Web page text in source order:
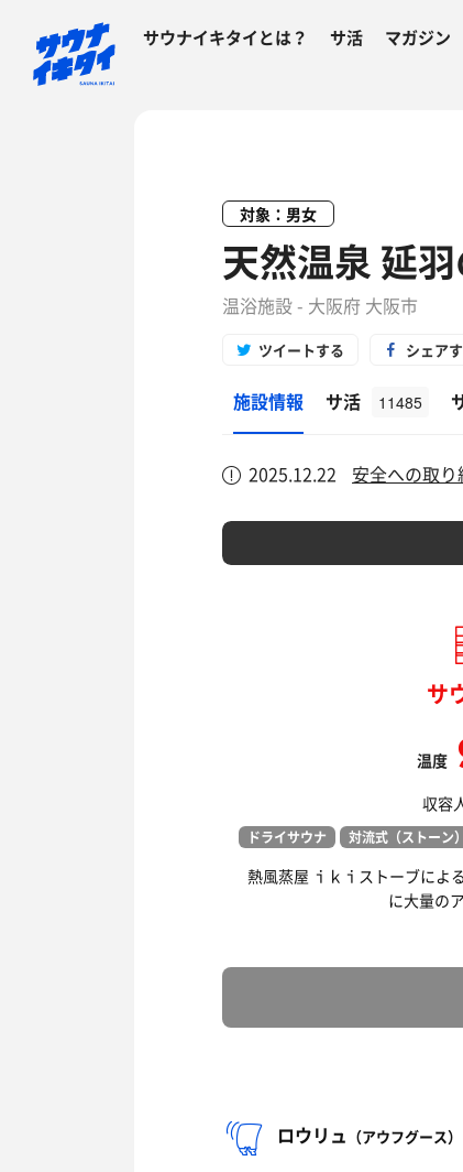
サウナイキタイとは？ サ活 マガジン
対象：男女
天然温泉 延
温浴施設 - 大阪府 大阪市
ツイートする シェア
施設情報 サ活 11485
2025.12.22 安全への取り
サ
温度
収容
ドライサウナ 対流式（ストーン）
熱風蒸屋 ｉｋｉストーブによ
に大量の
ロウリュ （アウフグース）